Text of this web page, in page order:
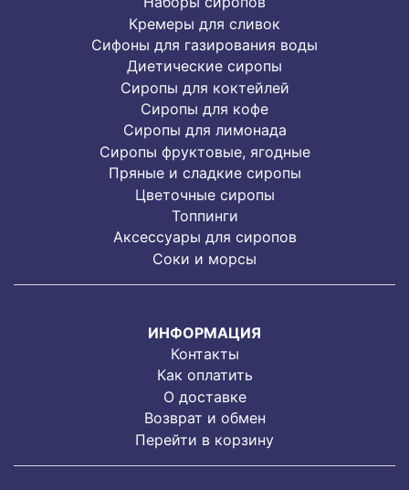
Кремеры для сливок
Сифоны для газирования воды
Диетические сиропы
Сиропы для коктейлей
Сиропы для кофе
Сиропы для лимонада
Cиропы фруктовые, ягодные
Пряные и сладкие сиропы
Цветочные сиропы
Топпинги
Аксессуары для сиропов
Соки и морсы
ИНФОРМАЦИЯ
Контакты
Как оплатить
О доставке
Возврат и обмен
Перейти в корзину